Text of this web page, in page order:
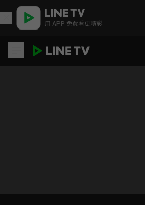
用 APP 免費看更精彩